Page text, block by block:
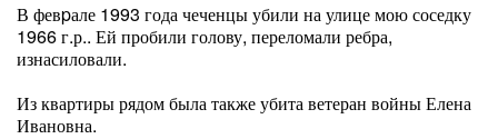
В февpале 1993 года чеченцы убили на улице мою соседку
1966 г.р.. Ей пробили голову, переломали ребра,
изнасиловали.
Из квартиры рядом была также убита ветеран войны Елена
Ивановна.